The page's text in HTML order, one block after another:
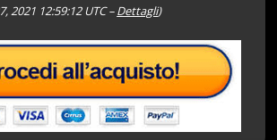
2021 12:59:12 UTC –Dettagli)